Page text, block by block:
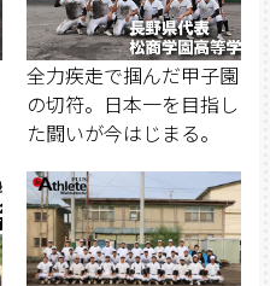
全力疾走で掴んだ甲子園
の切符。日本一を目指し
た闘いが今はじまる。